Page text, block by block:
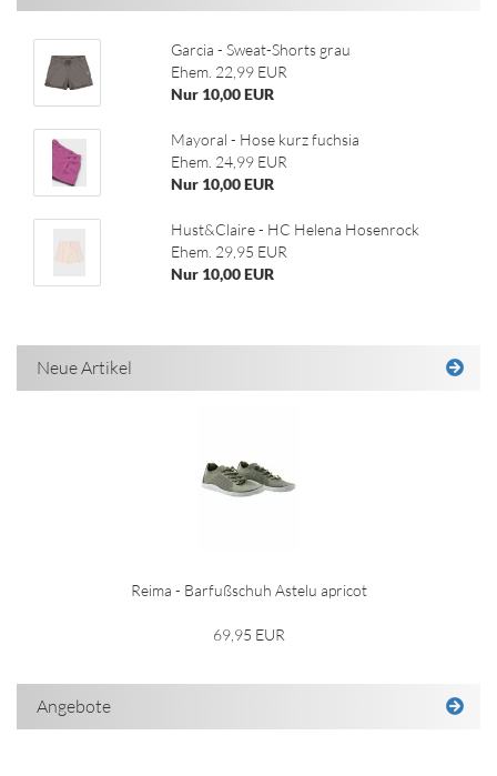
Garcia - Sweat-Shorts grau
Ehem. 22,99 EUR
Nur 10,00 EUR
Mayoral - Hose kurz fuchsia
Ehem. 24,99 EUR
Nur 10,00 EUR
Hust&Claire - HC Helena Hosenrock
Ehem. 29,95 EUR
Nur 10,00 EUR
Neue Artikel
Reima - Barfußschuh Astelu apricot
69,95 EUR
Angebote